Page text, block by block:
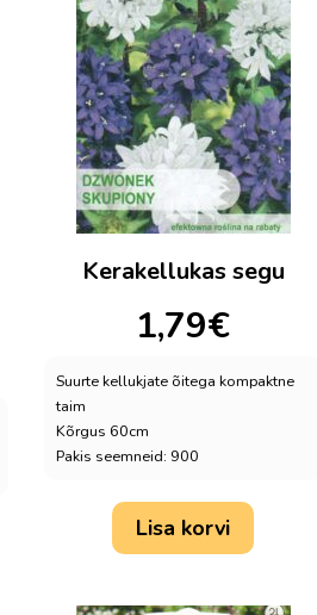
Kerakellukas segu
1,79€
Suurte kellukjate õitega kompaktne
taim
Kõrgus 60cm
Pakis seemneid: 900
Lisa korvi